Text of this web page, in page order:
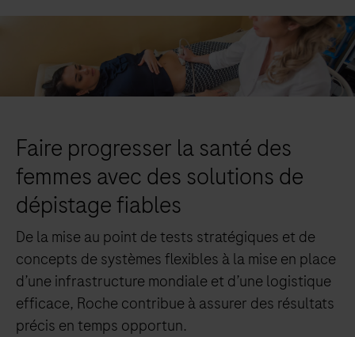
Faire progresser la santé des
femmes avec des solutions de
dépistage fiables
De la mise au point de tests stratégiques et de
concepts de systèmes flexibles à la mise en place
d’une infrastructure mondiale et d’une logistique
efficace, Roche contribue à assurer des résultats
précis en temps opportun.